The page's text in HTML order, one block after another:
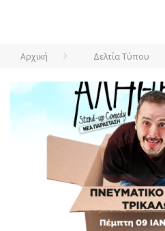
Αρχική Δελτία Τύπου